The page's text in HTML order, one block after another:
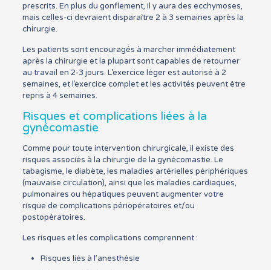
prescrits. En plus du gonflement, il y aura des ecchymoses,
mais celles-ci devraient disparaître 2 à 3 semaines après la
chirurgie.
Les patients sont encouragés à marcher immédiatement
après la chirurgie et la plupart sont capables de retourner
au travail en 2-3 jours. L’exercice léger est autorisé à 2
semaines, et l’exercice complet et les activités peuvent être
repris à 4 semaines.
Risques et complications liées à la
gynécomastie
Comme pour toute intervention chirurgicale, il existe des
risques associés à la chirurgie de la gynécomastie. Le
tabagisme, le diabète, les maladies artérielles périphériques
(mauvaise circulation), ainsi que les maladies cardiaques,
pulmonaires ou hépatiques peuvent augmenter votre
risque de complications périopératoires et/ou
postopératoires.
Les risques et les complications comprennent :
Risques liés à l’anesthésie